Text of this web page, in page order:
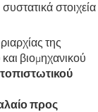
στοιχεία
της
βιομηχανικού
προς